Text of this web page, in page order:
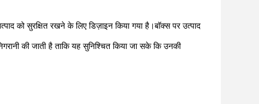
को सुरक्षित रखने के लिए डिज़ाइन किया गया है।बॉक्स पर उत्पाद
की जाती है ताकि यह सुनिश्चित किया जा सके कि उनकी